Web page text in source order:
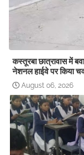
कस्तूरबा छात्रावास में
नेशनल हाईवे पर किया
August 06, 2026